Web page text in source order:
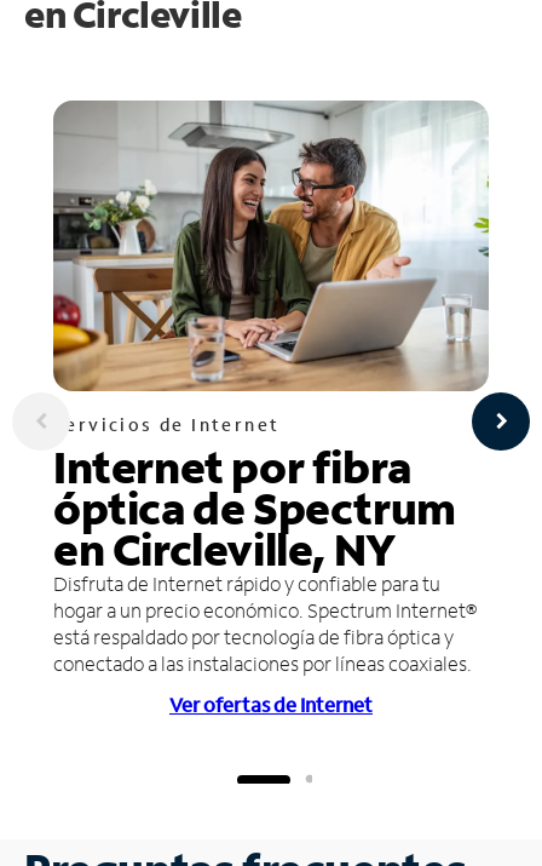
enCircleville
Servicios de Internet
Internet por fibra
óptica de Spectrum
en Circleville, NY
Disfruta de Internet rápido y confiable para tu
hogar a un precio económico. Spectrum Internet®
está respaldado por tecnología de fibra óptica y
conectado a las instalaciones por líneas coaxiales.
Ver ofertas de Internet